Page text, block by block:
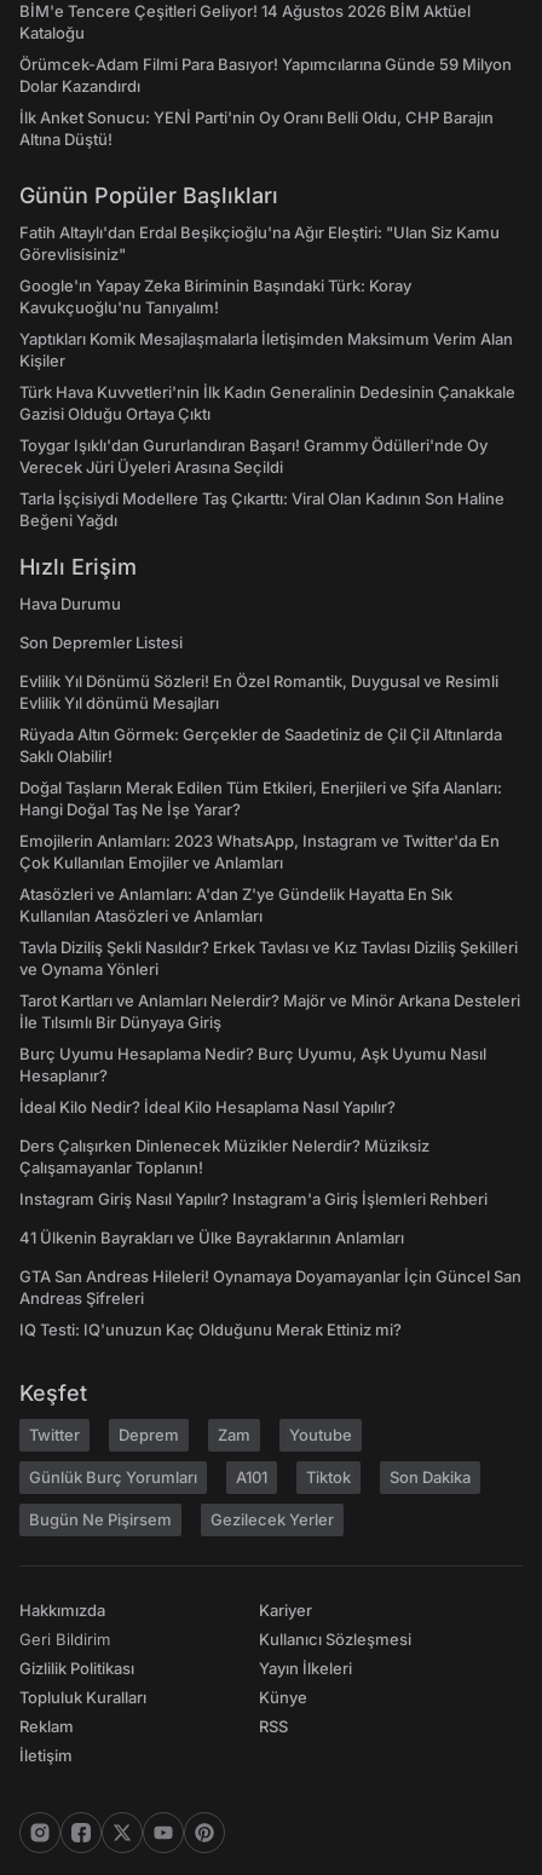
BİM'e Tencere Çeşitleri Geliyor! 14 Ağustos 2026 BİM Aktüel
Kataloğu
Örümcek-Adam Filmi Para Basıyor! Yapımcılarına Günde 59 Milyon
Dolar Kazandırdı
İlk Anket Sonucu: YENİ Parti'nin Oy Oranı Belli Oldu, CHP Barajın
Altına Düştü!
Günün Popüler Başlıkları
Fatih Altaylı'dan Erdal Beşikçioğlu'na Ağır Eleştiri: "Ulan Siz Kamu
Görevlisisiniz"
Google'ın Yapay Zeka Biriminin Başındaki Türk: Koray
Kavukçuoğlu'nu Tanıyalım!
Yaptıkları Komik Mesajlaşmalarla İletişimden Maksimum Verim Alan
Kişiler
Türk Hava Kuvvetleri'nin İlk Kadın Generalinin Dedesinin Çanakkale
Gazisi Olduğu Ortaya Çıktı
Toygar Işıklı'dan Gururlandıran Başarı! Grammy Ödülleri'nde Oy
Verecek Jüri Üyeleri Arasına Seçildi
Tarla İşçisiydi Modellere Taş Çıkarttı: Viral Olan Kadının Son Haline
Beğeni Yağdı
Hızlı Erişim
Hava Durumu
Son Depremler Listesi
Evlilik Yıl Dönümü Sözleri! En Özel Romantik, Duygusal ve Resimli
Evlilik Yıl dönümü Mesajları
Rüyada Altın Görmek: Gerçekler de Saadetiniz de Çil Çil Altınlarda
Saklı Olabilir!
Doğal Taşların Merak Edilen Tüm Etkileri, Enerjileri ve Şifa Alanları:
Hangi Doğal Taş Ne İşe Yarar?
Emojilerin Anlamları: 2023 WhatsApp, Instagram ve Twitter'da En
Çok Kullanılan Emojiler ve Anlamları
Atasözleri ve Anlamları: A'dan Z'ye Gündelik Hayatta En Sık
Kullanılan Atasözleri ve Anlamları
Tavla Diziliş Şekli Nasıldır? Erkek Tavlası ve Kız Tavlası Diziliş Şekilleri
ve Oynama Yönleri
Tarot Kartları ve Anlamları Nelerdir? Majör ve Minör Arkana Desteleri
İle Tılsımlı Bir Dünyaya Giriş
Burç Uyumu Hesaplama Nedir? Burç Uyumu, Aşk Uyumu Nasıl
Hesaplanır?
İdeal Kilo Nedir? İdeal Kilo Hesaplama Nasıl Yapılır?
Ders Çalışırken Dinlenecek Müzikler Nelerdir? Müziksiz
Çalışamayanlar Toplanın!
Instagram Giriş Nasıl Yapılır? Instagram'a Giriş İşlemleri Rehberi
41 Ülkenin Bayrakları ve Ülke Bayraklarının Anlamları
GTA San Andreas Hileleri! Oynamaya Doyamayanlar İçin Güncel San
Andreas Şifreleri
IQ Testi: IQ'unuzun Kaç Olduğunu Merak Ettiniz mi?
Keşfet
Twitter Deprem Zam Youtube
Günlük Burç Yorumları A101 Tiktok Son Dakika
Bugün Ne Pişirsem Gezilecek Yerler
Hakkımızda
Geri Bildirim
Gizlilik Politikası
Topluluk Kuralları
Reklam
İletişim
Kariyer
Kullanıcı Sözleşmesi
Yayın İlkeleri
Künye
RSS